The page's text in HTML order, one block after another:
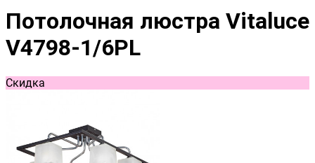
Потолочная люстра Vitaluce
V4798-1/6PL
Скидка